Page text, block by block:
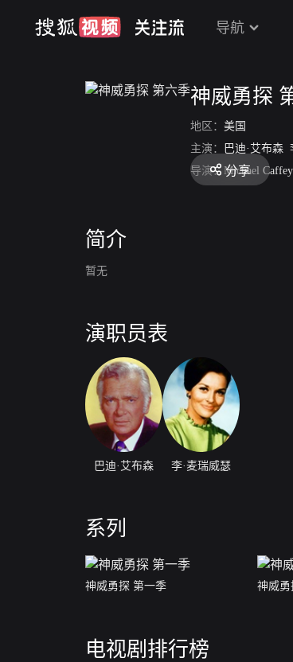
导航
神威勇探
地区： 美国
主演：
巴迪·艾布森
导演： Michael Caffey
分享
简介
暂无
演职员表
巴迪·艾布森 李·麦瑞威瑟
系列
神威勇探 第一季 神威
电视剧排行榜